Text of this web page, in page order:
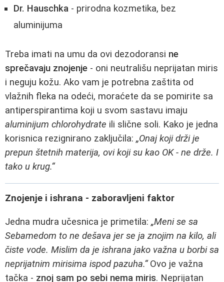
Dr. Hauschka - prirodna kozmetika, bez
aluminijuma
Treba imati na umu da ovi dezodoransi ne
sprečavaju znojenje - oni neutrališu neprijatan miris
i neguju kožu. Ako vam je potrebna zaštita od
vlažnih fleka na odeći, moraćete da se pomirite sa
antiperspirantima koji u svom sastavu imaju
aluminijum chlorohydrate ili slične soli. Kako je jedna
korisnica rezignirano zaključila: „Onaj koji drži je
prepun štetnih materija, ovi koji su kao OK - ne drže. I
tako u krug.“
Znojenje i ishrana - zaboravljeni faktor
Jedna mudra učesnica je primetila: „Meni se sa
Sebamedom to ne dešava jer se ja znojim na kilo, ali
čiste vode. Mislim da je ishrana jako važna u borbi sa
neprijatnim mirisima ispod pazuha.“Ovo je važna
tačka - znoj sam po sebi nema miris. Neprijatan